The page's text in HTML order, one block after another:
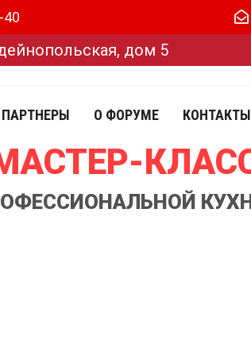
40
дом 5
ПАРТНЕРЫ О ФОРУМЕ КОНТАКТЫ